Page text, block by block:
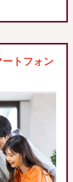
トフォン